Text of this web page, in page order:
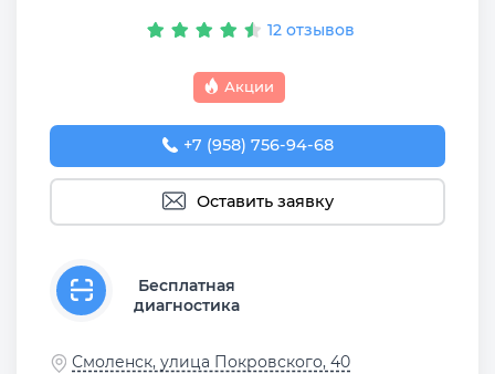
12 отзывов
Акции
+7 (958) 756-94-68
Оставить заявку
Бесплатная
диагностика
Смоленск, улица Покровского, 40